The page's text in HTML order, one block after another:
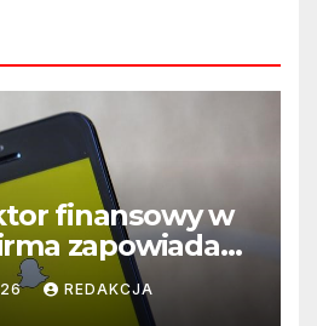
finansowy w
zapowiada
REDAKCJA